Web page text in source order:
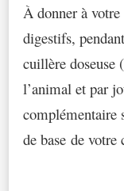
À donner à
digestifs,
cuillère doseuse
l’animal et par
complémentaire
de base de votre